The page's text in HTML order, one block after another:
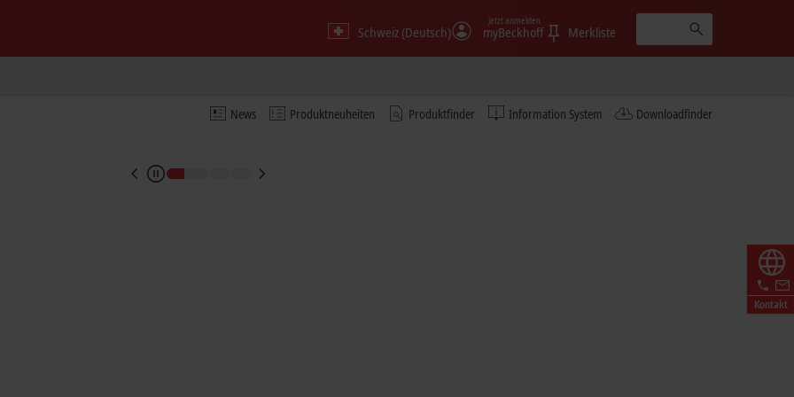
Schweiz (Deutsch) myBeckhoff
Jetzt anmelden
Merkliste
News Produktneuheiten Produktfinder Information System Downloadfinder
Kontakt
und lückenlose Traceability
in der Halbleiterfertigung